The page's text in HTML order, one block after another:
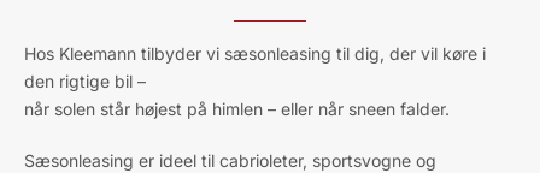
Hos Kleemann tilbyder vi sæsonleasing til dig, der vil køre i
den rigtige bil –
når solen står højest på himlen – eller når sneen falder.
Sæsonleasing er ideel til cabrioleter, sportsvogne og